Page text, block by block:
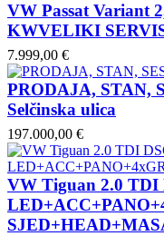
VW Passat Variant
KWVELIKI
7.999,00 €
PRODAJA, STAN,
Selčinska ulica
197.000,00 €
VW Tiguan 2.0 TDI